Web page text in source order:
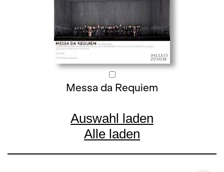
Messa da Requiem
Auswahl laden
Alle laden